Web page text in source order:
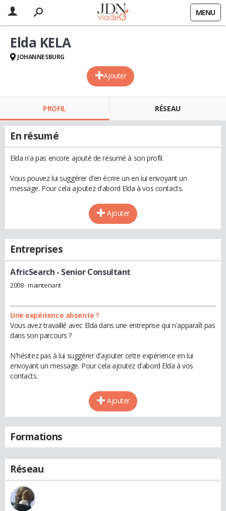
MENU
Ajouter
Elda KELA
JOHANNESBURG
PROFIL RÉSEAU
En résumé
Elda n'a pas encore ajouté de résumé à son profil.
Vous pouvez lui suggérer d'en écrire un en lui envoyant un
message. Pour cela ajoutez d'abord Elda à vos contacts.
Ajouter
Entreprises
AfricSearch - Senior Consultant
2008 - maintenant
Une expérience absente ?
Vous avez travaillé avec Elda dans une entreprise qui n'apparaît pas
dans son parcours ?
N'hésitez pas à lui suggérer d'ajouter cette expérience en lui
envoyant un message. Pour cela ajoutez d'abord Elda à vos
contacts.
Ajouter
Formations
Réseau